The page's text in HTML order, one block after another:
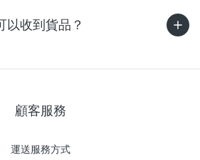
以收到貨品？
顧客服務
運送服務方式